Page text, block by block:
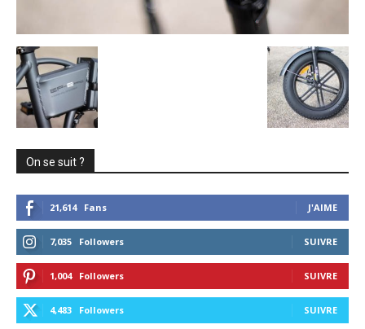
On se suit ?
21,614 Fans J'AIME
7,035 Followers SUIVRE
1,004 Followers SUIVRE
4,483 Followers SUIVRE